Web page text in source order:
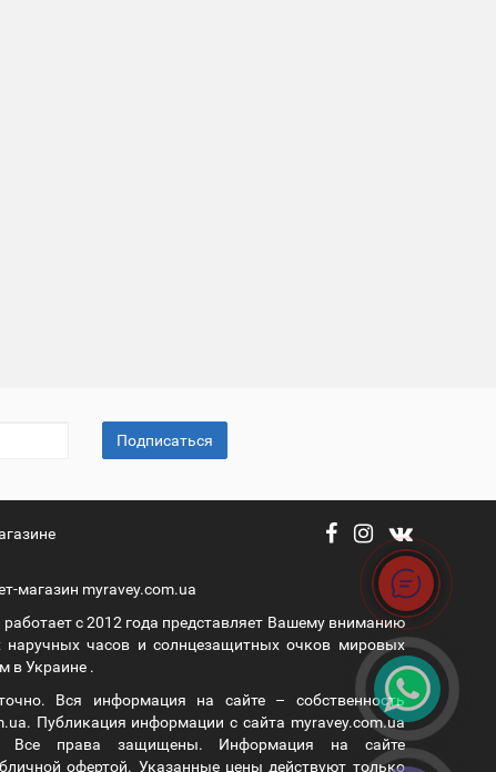
Подписаться
магазин myravey.com.ua
с 2012 года представляет Вашему вниманию
часов и солнцезащитных очков мировых
в Украине .
Вся информация на сайте – собственность
Публикация информации с сайта myravey.com.ua
Все права защищены. Информация на сайте
офертой. Указанные цены действуют только